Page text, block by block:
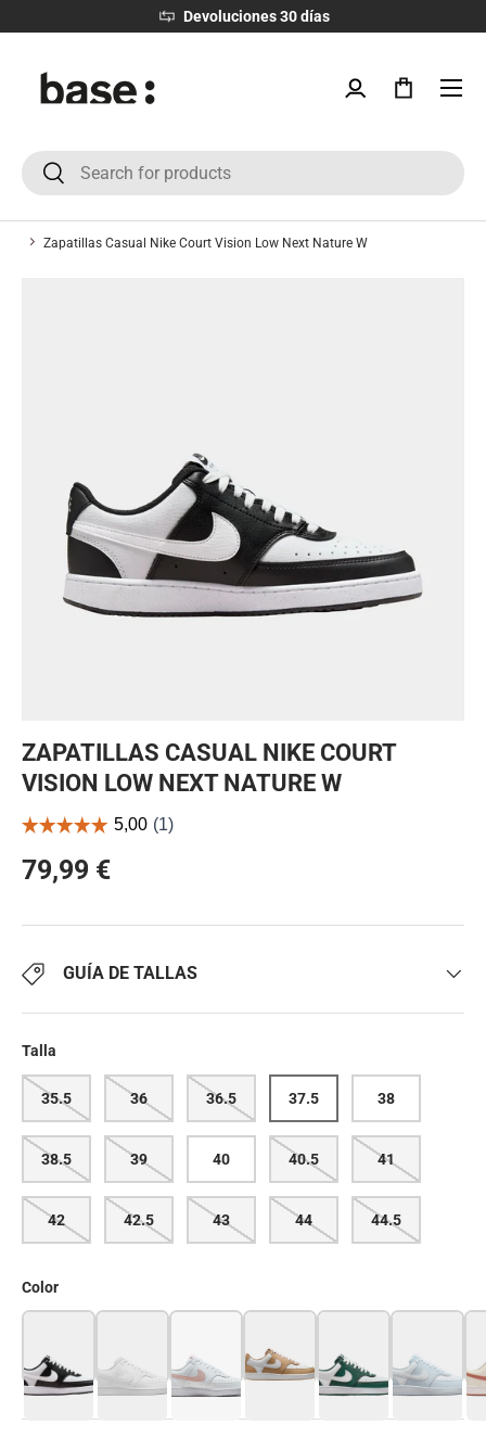
Devoluciones 30 días
Iniciar sesión
Bolsa
Menú
BuscarBuscar
Zapatillas Casual Nike Court Vision Low Next Nature W
ZAPATILLAS CASUAL NIKE COURT
VISION LOW NEXT NATURE W
79,99 €
GUÍA DE TALLAS
Talla
35.5 36 36.5 37.5 38
38.5 39 40 40.5 41
42 42.5 43 44 44.5
Color